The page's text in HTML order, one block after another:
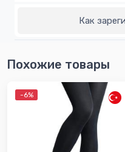
Как
Похожие товары
-6%